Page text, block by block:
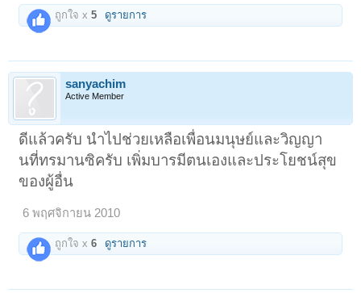
ถูกใจ x5 ดูรายการ
sanyachim
Active Member
ดีแล้วครับ นำไปช่วยเหลือเพื่อนมนุษย์และวิญญา
นที่ทรมานซิครับ เพิ่มบารมีตนเองและประโยชน์สุข
ของผู้อื่น
6 พฤศจิกายน 2010
ถูกใจ x6 ดูรายการ